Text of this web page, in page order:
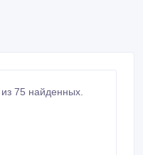
75 найденных.